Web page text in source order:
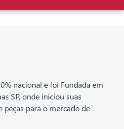
nacional e foi Fundada em
SP, onde iniciou suas
peças para o mercado de